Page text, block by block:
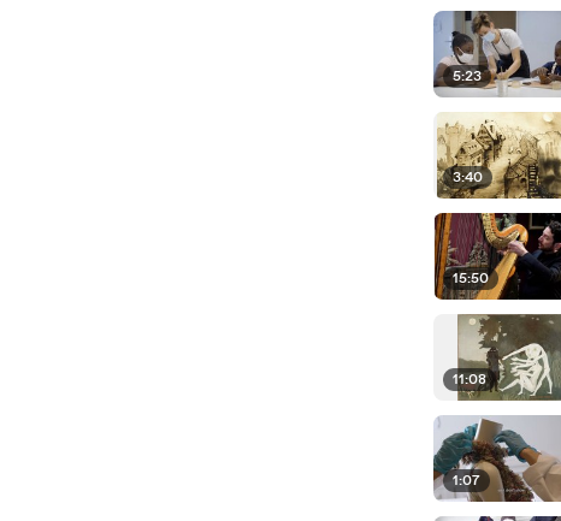
5:23
3:40
15:50
11:08
1:07